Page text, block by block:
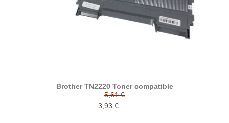
Brother TN2220 Toner compatible
5,61 €
3,93 €